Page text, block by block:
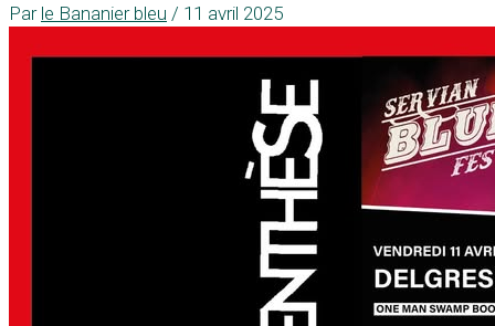
Par le Bananier bleu / 11 avril 2025